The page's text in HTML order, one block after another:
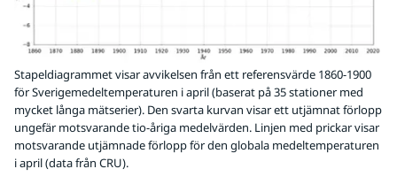
Stapeldiagrammet visar avvikelsen från ett referensvärde 1860-1900
för Sverigemedeltemperaturen i april (baserat på 35 stationer med
mycket långa mätserier). Den svarta kurvan visar ett utjämnat förlopp
ungefär motsvarande tio-åriga medelvärden. Linjen med prickar visar
motsvarande utjämnade förlopp för den globala medeltemperaturen
i april (data från CRU).